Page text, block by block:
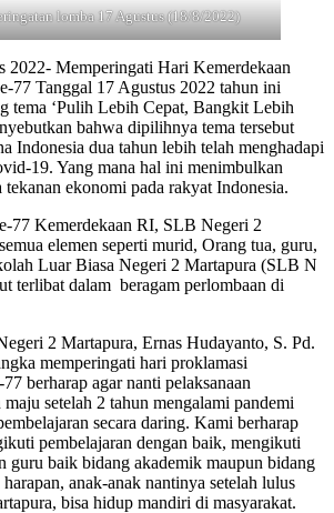
lomba 17 Agustus (18/8/2022)
2022- Memperingati Hari Kemerdekaan
77 Tanggal 17 Agustus 2022 tahun ini
tema ‘Pulih Lebih Cepat, Bangkit Lebih
bahwa dipilihnya tema tersebut
Indonesia dua tahun lebih telah menghadapi
19. Yang mana hal ini menimbulkan
tekanan ekonomi pada rakyat Indonesia.
77 Kemerdekaan RI, SLB Negeri 2
elemen seperti murid, Orang tua, guru,
Luar Biasa Negeri 2 Martapura (SLB N
terlibat dalam beragam perlombaan di
2 Martapura, Ernas Hudayanto, S. Pd.
memperingati hari proklamasi
berharap agar nanti pelaksanaan
setelah 2 tahun mengalami pandemi
secara daring. Kami berharap
pembelajaran dengan baik, mengikuti
guru baik bidang akademik maupun bidang
anak-anak nantinya setelah lulus
bisa hidup mandiri di masyarakat.